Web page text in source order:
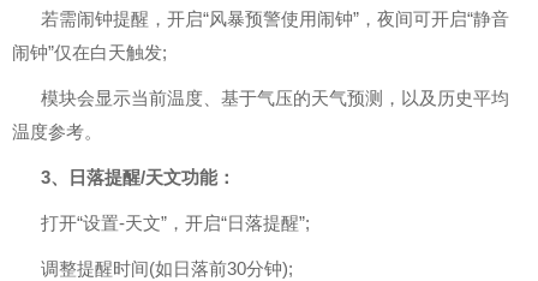
若需闹钟提醒，开启“风暴预警使用闹钟”，夜间可开启“静音
闹钟”仅在白天触发;
模块会显示当前温度、基于气压的天气预测，以及历史平均
温度参考。
3、日落提醒/天文功能：
打开“设置-天文”，开启“日落提醒”;
调整提醒时间(如日落前30分钟);